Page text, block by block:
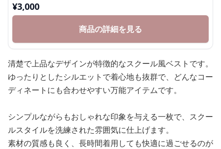
¥3,000
商品の詳細を見る
清楚で上品なデザインが特徴的なスクール風ベストです。
ゆったりとしたシルエットで着心地も抜群で、どんなコー
ディネートにも合わせやすい万能アイテムです。
シンプルながらもおしゃれな印象を与える一枚で、スクー
ルスタイルを洗練された雰囲気に仕上げます。
素材の質感も良く、長時間着用しても快適に過ごせるのが